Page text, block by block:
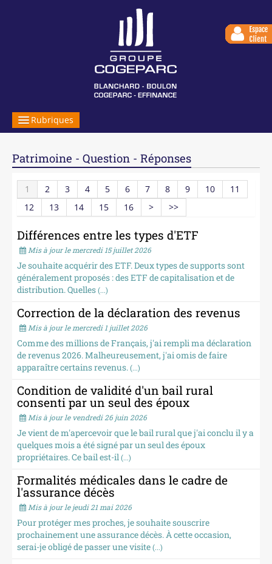
Rubriques
NOS EXPERTISES
SERVICES EN LIGNE
NOUS REJOINDRE
VOTRE INFORMATION
CONTACT
Patrimoine - Question - Réponses
1 2 3 4 5 6 7 8 9 10
11
12
13 14 15 16 > >>
Différences entre les types d'ETF
Mis à jour le mercredi 15 juillet 2026
Je souhaite acquérir des ETF. Deux types de supports sont
généralement proposés : des ETF de capitalisation et de
distribution. Quelles (...)
Correction de la déclaration des revenus
Mis à jour le mercredi 1 juillet 2026
Comme des millions de Français, j'ai rempli ma déclaration
de revenus 2026. Malheureusement, j'ai omis de faire
apparaître certains revenus. (...)
Condition de validité d'un bail rural
consenti par un seul des époux
Mis à jour le vendredi 26 juin 2026
Je vient de m'apercevoir que le bail rural que j'ai conclu il y a
quelques mois a été signé par un seul des époux
propriétaires. Ce bail est-il (...)
Formalités médicales dans le cadre de
l'assurance décès
Mis à jour le jeudi 21 mai 2026
Pour protéger mes proches, je souhaite souscrire
prochainement une assurance décès. À cette occasion,
serai-je obligé de passer une visite (...)